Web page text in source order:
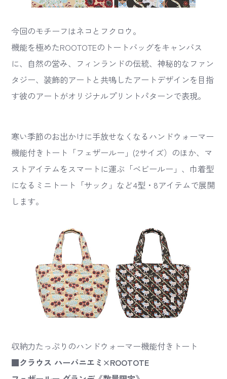
今回のモチーフはネコとフクロウ。
機能を極めたROOTOTEのトートバッグをキャンバス
に、自然の営み、フィンランドの伝統、神秘的なファン
タジー、装飾的アートと共鳴したアートデザインを目指
す彼のアートがオリジナルプリントパターンで表現。
寒い季節のお出かけに手放せなくなるハンドウォーマー
機能付きトート「フェザールー」(2サイズ）のほか、マ
ストアイテムをスマートに運ぶ「ベビールー」、巾着型
になるミニトート「サック」など4型・8アイテムで展開
します。
収納力たっぷりのハンドウォーマー機能付きトート
■クラウス ハーパニエミ×ROOTOTE